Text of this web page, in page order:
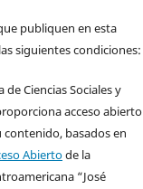
publiquen en esta
siguientes condiciones:
de Ciencias Sociales y
acceso abierto
contenido, basados en
Abiertode la
“José